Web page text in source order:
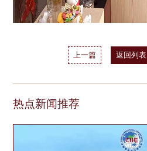
上一篇 返回列表
热点新闻推荐